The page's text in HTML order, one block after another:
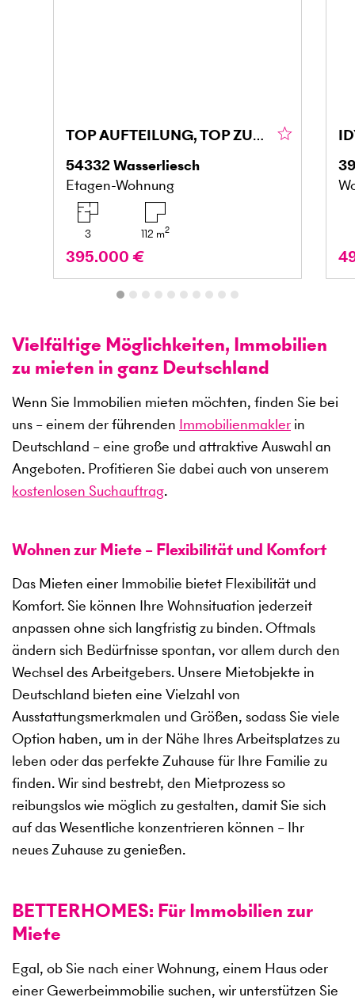
TOP AUFTEILUNG, TOP ZUSTAND, FAMIELIENFREUNDLICH
54332Wasserliesch
Etagen-Wohnung
3 112 m2
395.000 €
Vielfältige Möglichkeiten, Immobilien
zu mieten in ganz Deutschland
Wenn Sie Immobilien mieten möchten, finden Sie bei
uns – einem der führenden Immobilienmakler in
Deutschland – eine große und attraktive Auswahl an
Angeboten. Profitieren Sie dabei auch von unserem
kostenlosen Suchauftrag.
Wohnen zur Miete – Flexibilität und Komfort
Das Mieten einer Immobilie bietet Flexibilität und
Komfort. Sie können Ihre Wohnsituation jederzeit
anpassen ohne sich langfristig zu binden. Oftmals
ändern sich Bedürfnisse spontan, vor allem durch den
Wechsel des Arbeitgebers. Unsere Mietobjekte in
Deutschland bieten eine Vielzahl von
Ausstattungsmerkmalen und Größen, sodass Sie viele
Option haben, um in der Nähe Ihres Arbeitsplatzes zu
leben oder das perfekte Zuhause für Ihre Familie zu
finden. Wir sind bestrebt, den Mietprozess so
reibungslos wie möglich zu gestalten, damit Sie sich
auf das Wesentliche konzentrieren können – Ihr
neues Zuhause zu genießen.
BETTERHOMES: Für Immobilien zur
Miete
Egal, ob Sie nach einer Wohnung, einem Haus oder
einer Gewerbeimmobilie suchen, wir unterstützen Sie